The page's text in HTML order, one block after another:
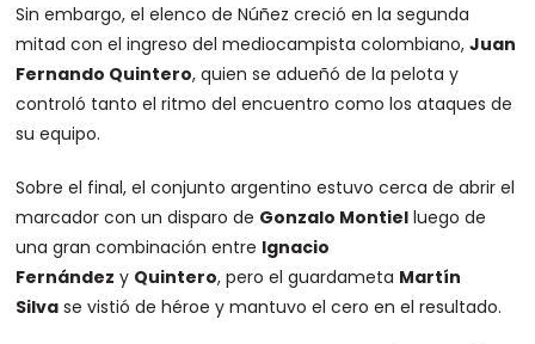
Sin embargo, el elenco de Núñez creció en la segunda
mitad con el ingreso del mediocampista colombiano,Juan
Fernando Quintero, quien se adueñó de la pelota y
controló tanto el ritmo del encuentro como los ataques de
su equipo.
Sobre el final, el conjunto argentino estuvo cerca de abrir el
marcador con un disparo de Gonzalo Montiel luego de
una gran combinación entre Ignacio
Fernández y Quintero, pero el guardameta Martín
Silva se vistió de héroe y mantuvo el cero en el resultado.